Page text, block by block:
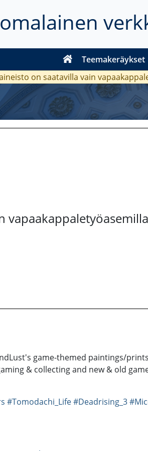
Teemakeräykset
on saatavilla vain
vapaakappaletyöasemilla
game-themed paintings/
& collecting and new & old
#Tomodachi_Life#Deadrising_3